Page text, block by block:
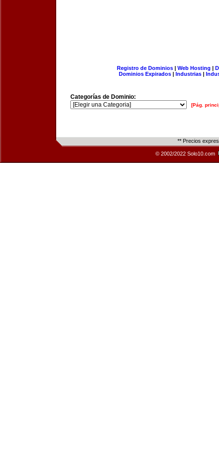
Registro de Dominios| Web Hosting |
Dominios Expirados | Industrias |
Categorías de Dominio:
[Pág.
** Precios
© 2002/2022 Solo10.com